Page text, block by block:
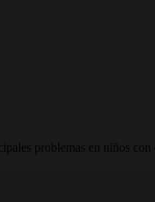
problemas en niños con